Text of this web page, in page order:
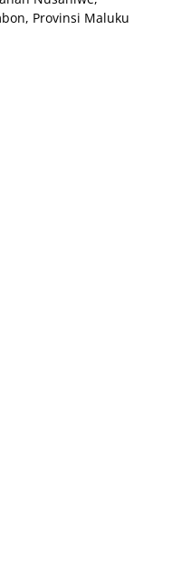
Provinsi Maluku